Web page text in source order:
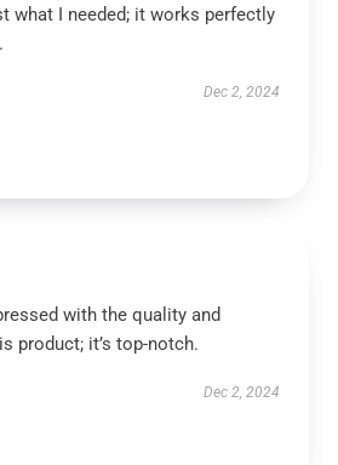
what I needed; it works perfectly
Dec 2, 2024
with the quality and
product; it’s top-notch.
Dec 2, 2024